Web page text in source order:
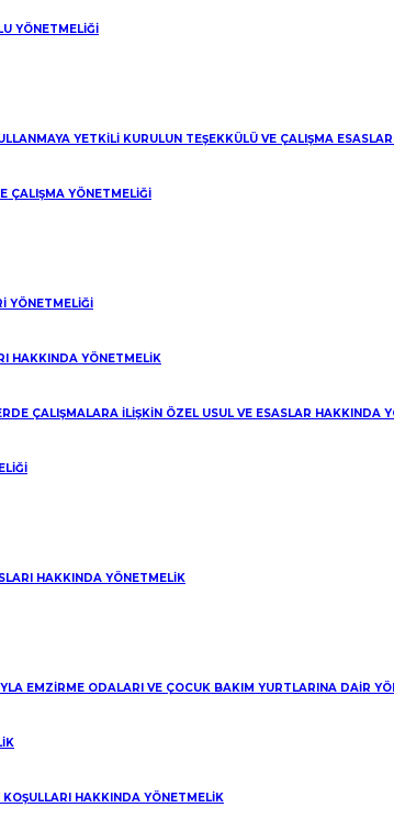
YÖNETMELİĞİ
YETKİLİ KURULUN TEŞEKKÜLÜ VE ÇALIŞMA
ÇALIŞMA YÖNETMELİĞİ
YÖNETMELİĞİ
HAKKINDA YÖNETMELİK
ÇALIŞMALARA İLİŞKİN ÖZEL USUL VE ESASLAR HAKKINDA
HAKKINDA YÖNETMELİK
EMZİRME ODALARI VE ÇOCUK BAKIM YURTLARINA DAİR
HAKKINDA YÖNETMELİK